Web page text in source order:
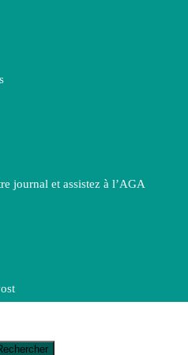
journal et assistez à l’AGA
de boîtes à savon du club